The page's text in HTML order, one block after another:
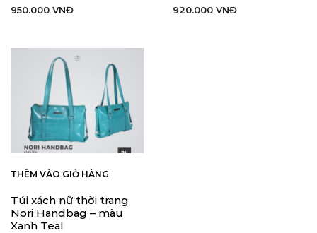
950.000 VNĐ 920.000 VNĐ
THÊM VÀO GIỎ HÀNG
Túi xách nữ thời trang
Nori Handbag – màu
Xanh Teal